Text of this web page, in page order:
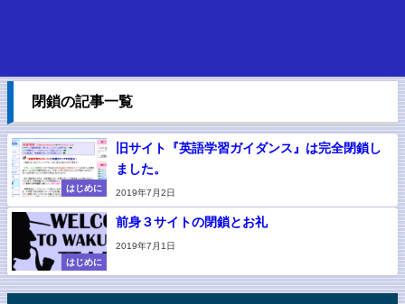
閉鎖の記事一覧
はじめに
旧サイト『英語学習ガイダンス』は完全閉鎖し
ました。
2019年7月2日
はじめに
前身３サイトの閉鎖とお礼
2019年7月1日